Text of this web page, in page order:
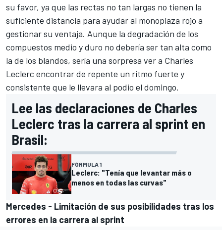
su favor, ya que las rectas no tan largas no tienen la
suficiente distancia para ayudar al monoplaza rojo a
gestionar su ventaja. Aunque la degradación de los
compuestos medio y duro no debería ser tan alta como
la de los blandos, sería una sorpresa ver a Charles
Leclerc encontrar de repente un ritmo fuerte y
consistente que le llevara al podio el domingo.
Lee las declaraciones de Charles
Leclerc tras la carrera al sprint en
Brasil:
FÓRMULA 1
Leclerc: "Tenía que levantar más o
menos en todas las curvas"
Mercedes - Limitación de sus posibilidades tras los
errores en la carrera al sprint